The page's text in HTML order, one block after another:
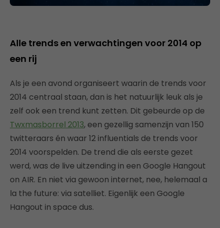
Alle trends en verwachtingen voor 2014 op
een rij
Als je een avond organiseert waarin de trends voor
2014 centraal staan, dan is het natuurlijk leuk als je
zelf ook een trend kunt zetten. Dit gebeurde op de
Twxmasborrel 2013, een gezellig samenzijn van 150
twitteraars én waar 12 influentials de trends voor
2014 voorspelden. De trend die als eerste gezet
werd, was de live uitzending in een Google Hangout
on AIR. En niet via gewoon internet, nee, helemaal a
la the future: via satelliet. Eigenlijk een Google
Hangout in space dus.